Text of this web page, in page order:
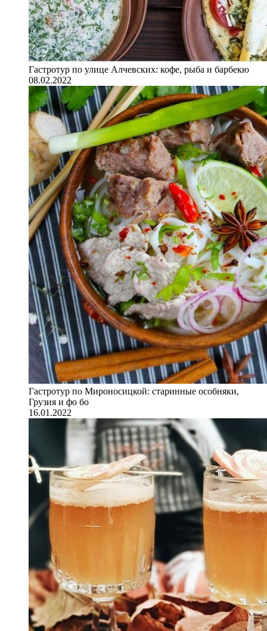
Гастротур по улице Алчевских: кофе, рыба и барбекю
08.02.2022
Гастротур по Мироносицкой: старинные особняки,
Грузия и фо бо
16.01.2022